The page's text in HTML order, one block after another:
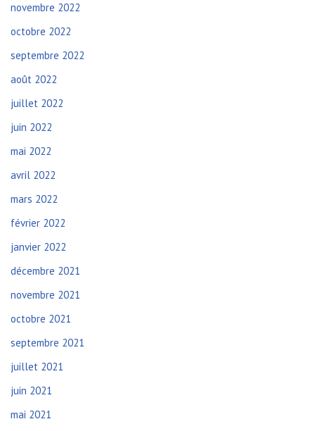
novembre 2022
octobre 2022
septembre 2022
août 2022
juillet 2022
juin 2022
mai 2022
avril 2022
mars 2022
février 2022
janvier 2022
décembre 2021
novembre 2021
octobre 2021
septembre 2021
juillet 2021
juin 2021
mai 2021